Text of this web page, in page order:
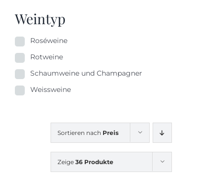
Sortieren nach Preis
Zeige 36 Produkte
Weintyp
Roséweine
Rotweine
Schaumweine und Champagner
Weissweine